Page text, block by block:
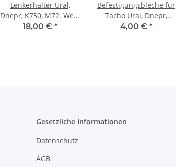
Lenkerhalter Ural,
Dnepr, K750, M72. Weiß
verzinkt. Original.
18,00 € *
Befestigungsbleche für
Tacho Ural, Dnepr,
K750, M72.
4,00 € *
Gesetzliche Informationen
Datenschutz
AGB